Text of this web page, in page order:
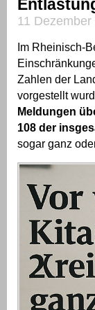
11
Im Rheinisch-
Zahlen der
vorgestellt
Meldungen
108 der
sogar ganz